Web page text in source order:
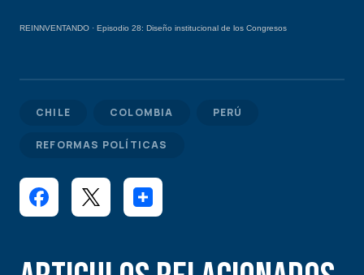
REINNVENTANDO · Episodio 28: Diseño institucional de los Congresos
CHILE COLOMBIA PERÚ
REFORMAS POLÍTICAS